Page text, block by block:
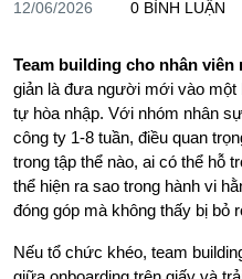
12/06/2026 0 BÌNH LUẬN
Team building cho nhân viên
giản là đưa người mới vào một
tự hòa nhập. Với nhóm nhân
công ty 1-8 tuần, điều quan
trong tập thể nào, ai có thể hỗ
thể hiện ra sao trong hành vi
đóng góp mà không thấy bị bỏ
Nếu tổ chức khéo, team